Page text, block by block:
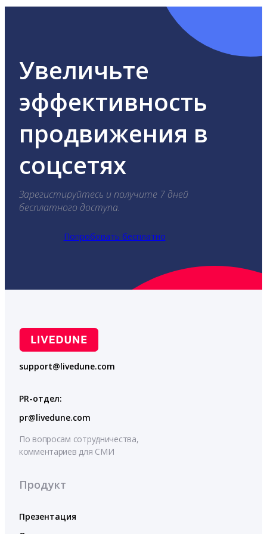
Увеличьте
эффективность
продвижения в
соцсетях
Зарегистируйтесь и получите 7 дней
бесплатного доступа.
Попробовать бесплатно
support@livedune.com
PR-отдел:
pr@livedune.com
По вопросам сотрудничества,
комментариев для СМИ
Продукт
Презентация